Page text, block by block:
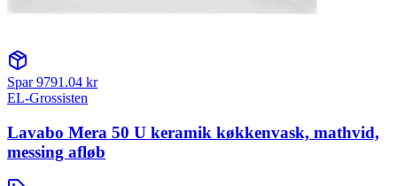
Spar9791.04 kr
EL-Grossisten
Lavabo Mera 50 U keramik køkkenvask, mathvid,
messing afløb